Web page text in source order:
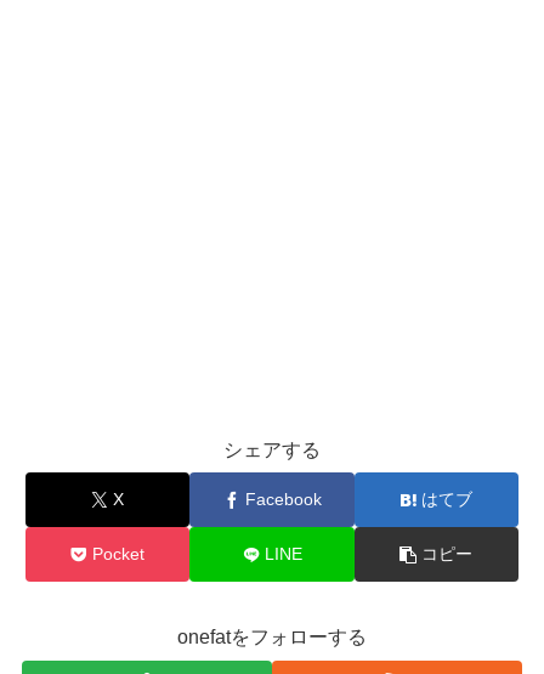
シェアする
X Facebook はてブ
Pocket LINE コピー
onefatをフォローする